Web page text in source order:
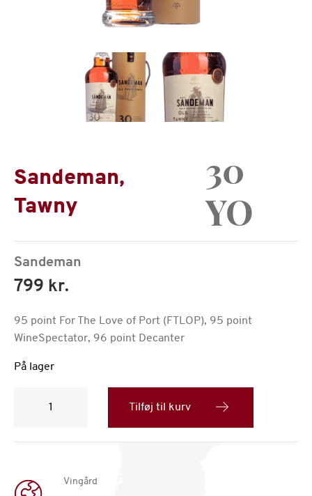
Sandeman,
Tawny
30
YO
Sandeman
799 kr.
95 point For The Love of Port (FTLOP), 95 point
WineSpectator, 96 point Decanter
På lager
antal
Tilføj til kurv
Vingård